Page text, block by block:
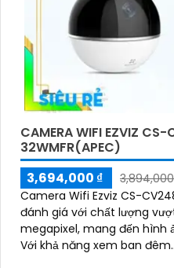
CAMERA WIFI EZVIZ
32WMFR(APEC)
3,694,000 ₫
Camera Wifi Ezviz CS-
đánh giá với chất lượng
megapixel, mang đến hình
Với khả năng xem ban